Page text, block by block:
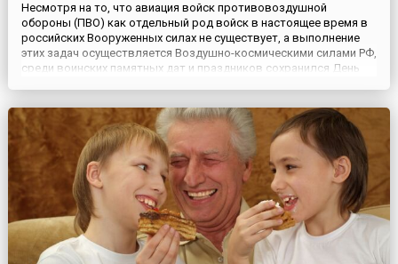
Несмотря на то, что авиация войск противовоздушной
обороны (ПВО) как отдельный род войск в настоящее время в
российских Вооруженных силах не существует, а выполнение
этих задач осуществляется Воздушно-космическими силами РФ,
среди воинских памятных дат и праздников сохранился День